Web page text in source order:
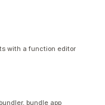
with a function editor
bundle app